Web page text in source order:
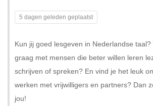
5 dagen geleden geplaatst
Kun jij goed lesgeven in Nederlandse taal?
graag met mensen die beter willen leren
schrijven of spreken? En vind je het leuk
werken met vrijwilligers en partners? Dan
jou!